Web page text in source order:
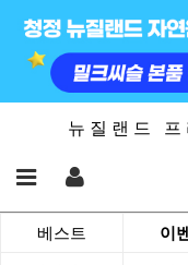
뉴 질 랜 드 프
베스트 이